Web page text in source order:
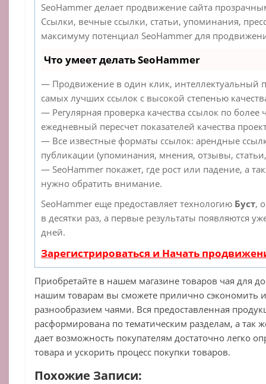
SeoHammer делает продвижение сайта
Ссылки, вечные ссылки, статьи, упоминания,
максимуму потенциал SeoHammer для
Что умеет делать SeoHammer
— Продвижение в один клик, интеллектуальный
самых лучших ссылок с высокой степенью
— Регулярная проверка качества ссылок по более
ежедневный пересчет показателей качества
— Все известные форматы ссылок: арендные
публикации (упоминания, мнения, отзывы,
— SeoHammer покажет, где рост или падение, а
нужно обратить внимание.
SeoHammer еще предоставляет технологию Буст,
в десятки раз, а первые результаты появляются
дней.
Зарегистрироваться и Начать
Приобретайте в нашем магазине товаров чая для
нашим товарам вы сможете прилично сэкономить
разнообразием чаями. Вся предоставленная
расформирована по тематическим разделам, а так
дает возможность покупателям достаточно легко
товара и ускорить процесс покупки товаров.
Похожие Записи: